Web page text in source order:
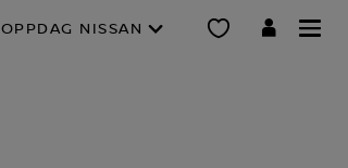
OPPDAG NISSAN